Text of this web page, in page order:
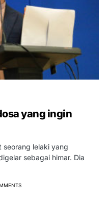
yang ingin
seorang lelaki yang
sebagai himar. Dia